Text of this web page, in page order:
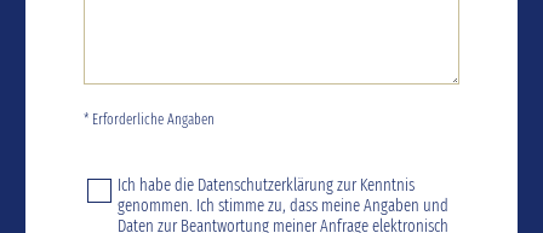
* Erforderliche Angaben
Ich habe die Datenschutzerklärungzur Kenntnis
genommen. Ich stimme zu, dass meine Angaben und
Daten zur Beantwortung meiner Anfrage elektronisch